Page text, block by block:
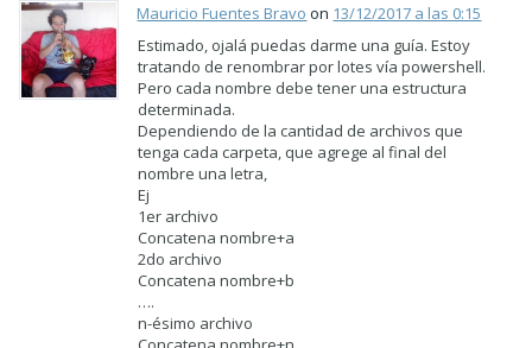
Mauricio Fuentes Bravo on 13/12/2017 a las 0:15
Estimado, ojalá puedas darme una guía. Estoy
tratando de renombrar por lotes vía powershell.
Pero cada nombre debe tener una estructura
determinada.
Dependiendo de la cantidad de archivos que
tenga cada carpeta, que agrege al final del
nombre una letra,
Ej
1er archivo
Concatena nombre+a
2do archivo
Concatena nombre+b
….
n-ésimo archivo